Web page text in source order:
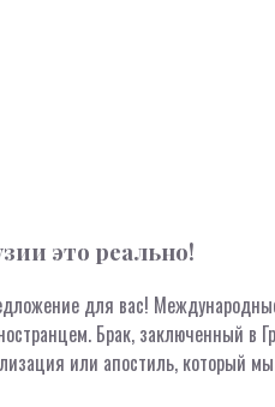
это реально!
для вас!
Брак, заключенный в
или апостиль, который